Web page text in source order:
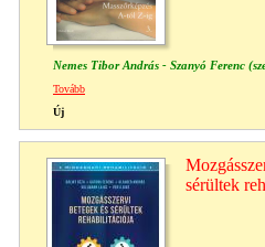
Nemes Tibor András - Szanyó Ferenc
Tovább
Új
sérültek